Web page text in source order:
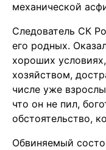
механической
Следователь СК
его родных.
хороших
хозяйством,
числе уже
что он не пил,
обстоятельство,
Обвиняемый